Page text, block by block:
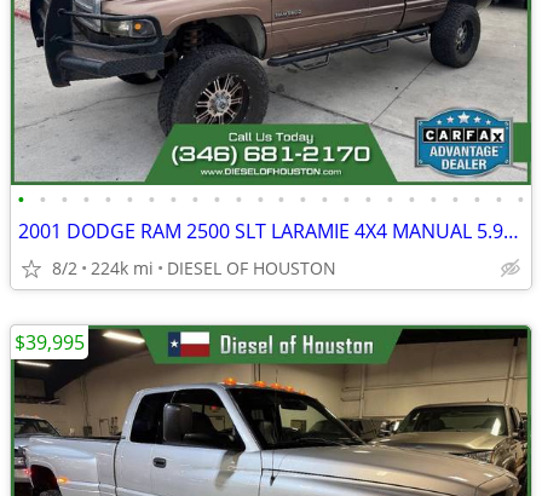
• • • • • • • • • • • • • • • • • • • • • • • •
2001 DODGE RAM 2500 SLT LARAMIE 4X4 MANUAL 5.9L CUMMINS DIESEL
8/2 224k mi DIESEL OF HOUSTON
$39,995